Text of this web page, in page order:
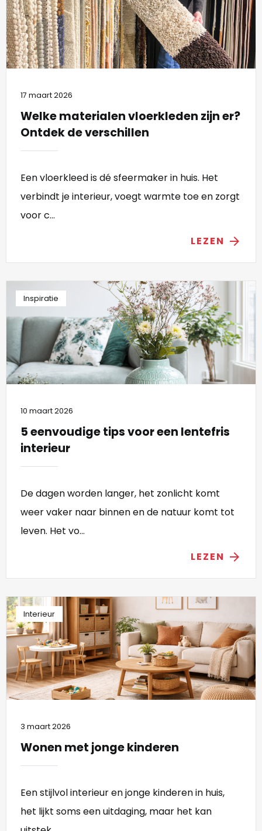
17 maart 2026
Welke materialen vloerkleden zijn er?
Ontdek de verschillen
Een vloerkleed is dé sfeermaker in huis. Het
verbindt je interieur, voegt warmte toe en zorgt
voor c...
LEZEN arrow_forward
Inspiratie
10 maart 2026
5 eenvoudige tips voor een lentefris
interieur
De dagen worden langer, het zonlicht komt
weer vaker naar binnen en de natuur komt tot
leven. Het vo...
LEZEN arrow_forward
Interieur
3 maart 2026
Wonen met jonge kinderen
Een stijlvol interieur en jonge kinderen in huis,
het lijkt soms een uitdaging, maar het kan